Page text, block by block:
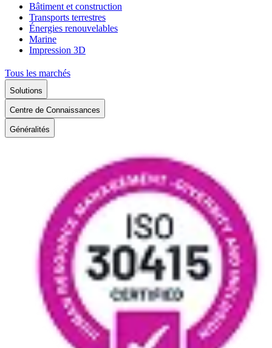
Bâtiment et construction
Transports terrestres
Énergies renouvelables
Marine
Impression 3D
Tous les marchés
Solutions
Centre de Connaissances
Généralités